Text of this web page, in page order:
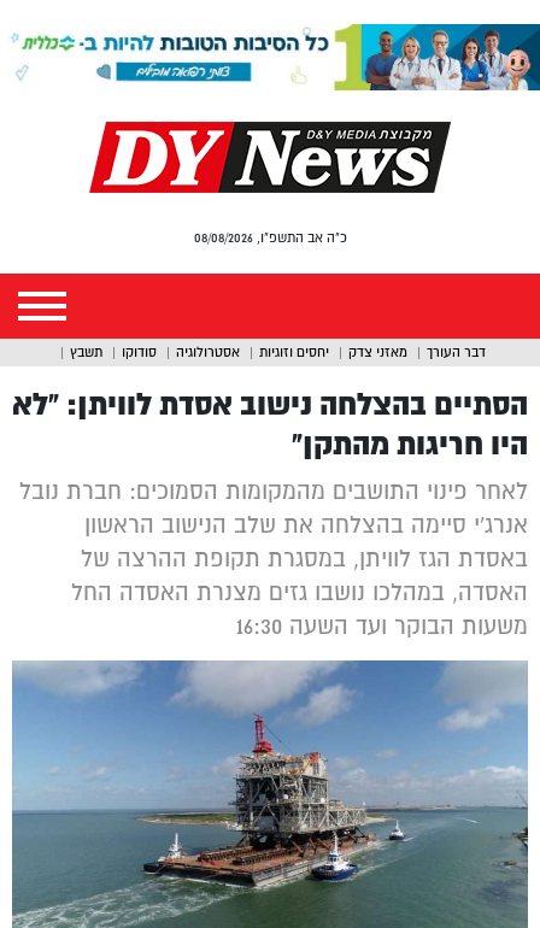
כ"ה אב התשפ"ו, 08/08/2026
דבר העורך מאזני צדק יחסים וזוגיות אסטרולוגיה סודוקו תשבץ
הסתיים בהצלחה נישוב אסדת לוויתן: “לא
היו חריגות מהתקן”
לאחר פינוי התושבים מהמקומות הסמוכים: חברת נובל
אנרג'י סיימה בהצלחה את שלב הנישוב הראשון
באסדת הגז לוויתן, במסגרת תקופת ההרצה של
האסדה, במהלכו נושבו גזים מצנרת האסדה החל
משעות הבוקר ועד השעה 16:30